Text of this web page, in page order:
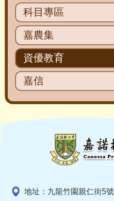
Main
navigation
科目專區
嘉農集
資優教育
嘉信
地址：九龍竹園親仁街5號